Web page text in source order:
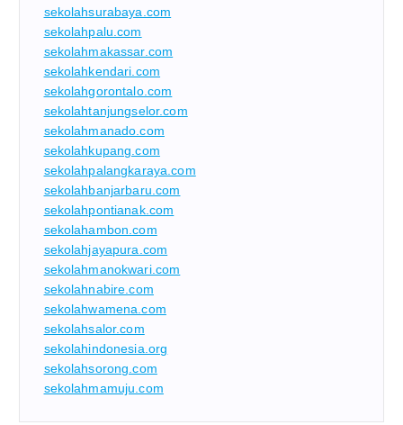
sekolahsurabaya.com
sekolahpalu.com
sekolahmakassar.com
sekolahkendari.com
sekolahgorontalo.com
sekolahtanjungselor.com
sekolahmanado.com
sekolahkupang.com
sekolahpalangkaraya.com
sekolahbanjarbaru.com
sekolahpontianak.com
sekolahambon.com
sekolahjayapura.com
sekolahmanokwari.com
sekolahnabire.com
sekolahwamena.com
sekolahsalor.com
sekolahindonesia.org
sekolahsorong.com
sekolahmamuju.com